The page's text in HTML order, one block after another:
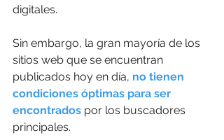
digitales.
Sin embargo, la gran mayoría de los
sitios web que se encuentran
publicados hoy en día, no tienen
condiciones óptimas para ser
encontrados por los buscadores
principales.